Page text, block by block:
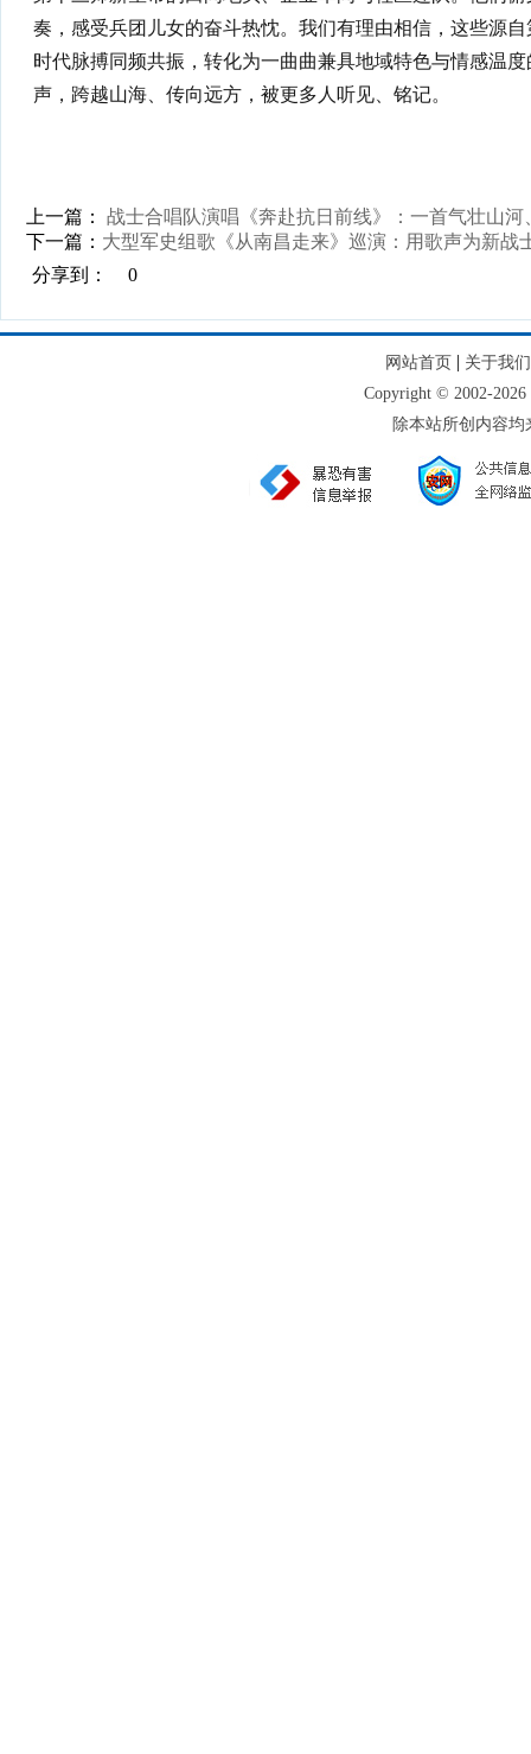
奏，感受兵团儿女的奋斗热忱。我们有理由相信，这些源
时代脉搏同频共振，转化为一曲曲兼具地域特色与情感温
声，跨越山海、传向远方，被更多人听见、铭记。
上一篇：
战士合唱队演唱《奔赴抗日前线》：一首气壮山
下一篇： 大型军史组歌《从南昌走来》巡演：用歌声为新战
分享到：
0
网站首页| 关于我们
Copyright © 2002-
除本站所创内容